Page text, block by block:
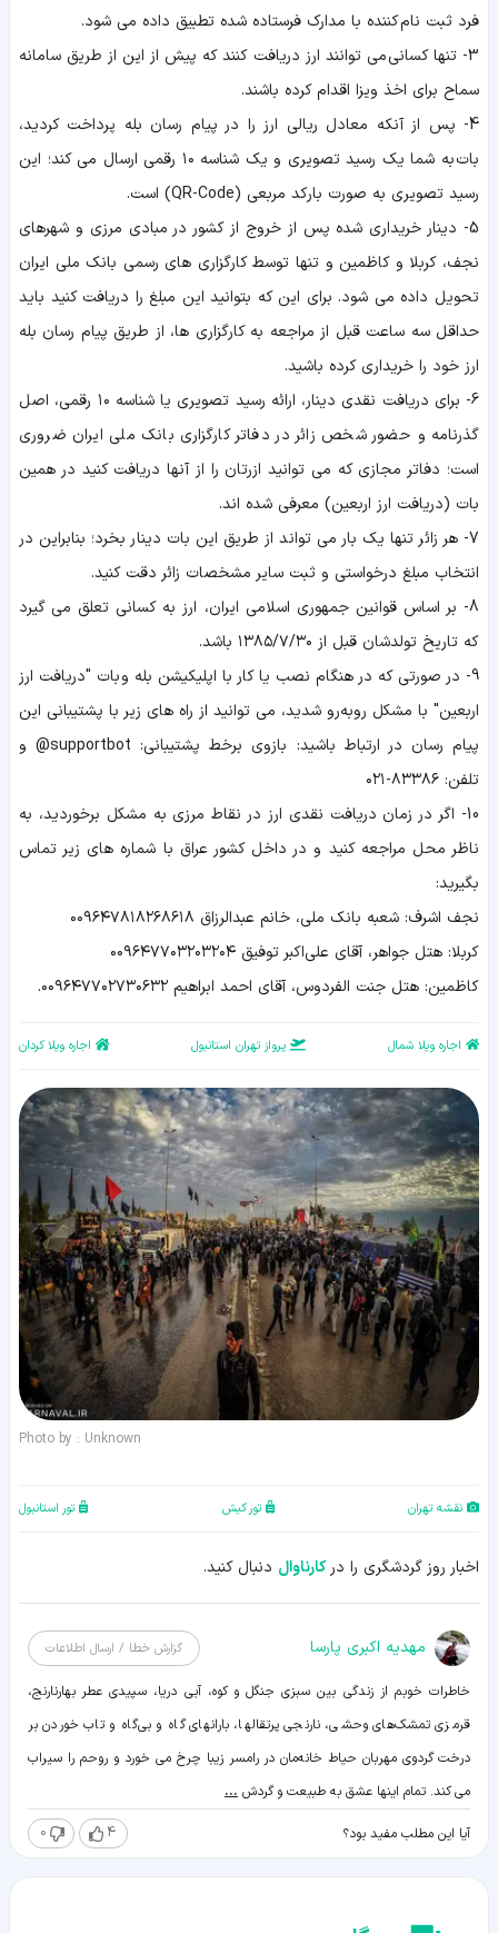
فرد ثبت‌ نام‌ کننده با مدارک فرستاده شده تطبیق داده می‌ شود.
3- تنها کسانی می توانند ارز دریافت کنند که پیش از این از طریق سامانه
سماح برای اخذ ویزا اقدام کرده باشند.
4- پس از آنکه معادل ریالی ارز را در پیام‌ رسان بله پرداخت کردید،
بات به شما یک رسید تصویری و یک شناسه ۱۰ رقمی ارسال می کند؛ این
رسید تصویری به‌ صورت بارکد مربعی (QR-Code) است.
5- دینار خریداری‌ شده پس از خروج از کشور در مبادی مرزی و شهر‌های
نجف، کربلا و کاظمین و تنها توسط کارگزاری‌ های رسمی بانک ملی ایران
تحویل داده می شود. برای این که بتوانید این مبلغ را دریافت کنید باید
حداقل سه ساعت قبل از مراجعه به کارگزاری‌ ها، از طریق پیام رسان بله
ارز خود را خریداری کرده باشید.
6- برای دریافت نقدی دینار، ارائه رسید تصویری یا شناسه ۱۰ رقمی، اصل
گذرنامه و حضور شخص زائر در دفاتر کارگزاری بانک ملی ایران ضروری
است؛ دفاتر مجازی که می توانید ازرتان را از آنها دریافت کنید در همین
بات (دریافت ارز اربعین) معرفی شده‌ اند.
7- هر زائر تنها یک بار می تواند از طریق این بات دینار بخرد؛ بنابراین در
انتخاب مبلغ درخواستی و ثبت سایر مشخصات زائر دقت کنید.
8- بر اساس قوانین جمهوری اسلامی ایران، ارز به کسانی تعلق می‌ گیرد
که تاریخ تولدشان قبل از ۱۳۸۵/۷/۳۰ باشد.
9- در صورتی که در هنگام نصب یا کار با اپلیکیشن بله و بات "دریافت ارز
اربعین" با مشکل روبه‌رو شدید، می‌ توانید از راه‌ های زیر با پشتیبانی این
پیام‌ رسان در ارتباط باشید: بازوی برخط پشتیبانی: supportbot@ و
تلفن: ۸۳۳۸۶-۰۲۱
10- اگر در زمان دریافت نقدی ارز در نقاط مرزی به مشکل برخوردید، به
ناظر محل مراجعه کنید و در داخل کشور عراق با شماره‌ های زیر تماس
بگیرید:
نجف اشرف: شعبه بانک ملی، خانم عبدالرزاق ۰۰۹۶۴۷۸۱۸۲۶۸۶۱۸
کربلا: هتل جواهر، آقای علی‌اکبر توفیق ۰۰۹۶۴۷۷۰۳۲۰۳۲۰۴
کاظمین: هتل جنت الفردوس، آقای احمد ابراهیم ۰۰۹۶۴۷۷۰۲۷۳۰۶۳۲.
اجاره ویلا شمال پرواز تهران استانبول اجاره ویلا کردان
Photo by : Unknown
نقشه تهران تور کیش تور استانبول
اخبار روز گردشگری را درکارناوال دنبال کنید.
مهدیه اکبری پارسا گزارش خطا / ارسال اطلاعات
خاطرات خوبم از زندگی بین سبزی جنگل و کوه، آبی دریا، سپیدی عطر بهارنارنج،
قرمزی تمشک‌های وحشی، نارنجی پرتقالها، بارانهای گاه و بی‌گاه و تاب خوردن بر
درخت گردوی مهربان حیاط خانه‌مان در رامسر زیبا چرخ می خورد و روحم را سیراب
می کند. تمام اینها عشق به طبیعت و گردش ...
آیا این مطلب مفید بود؟ 4
0